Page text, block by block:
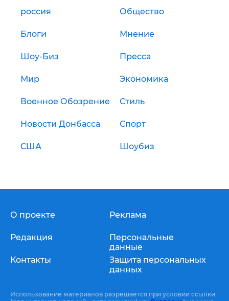
россия Общество
Блоги Мнение
Шоу-Биз Пресса
Мир Экономика
Военное Обозрение Стиль
Новости Донбасса Спорт
США Шоубиз
О проекте
Редакция
Контакты
Реклама
Персональные
данные
Защита персональных
данных
Использование материалов разрешается при условии ссылки